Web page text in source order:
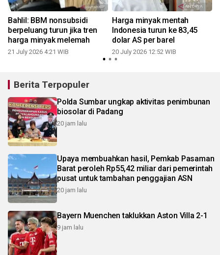
Bahlil: BBM nonsubsidi
berpeluang turun jika tren
harga minyak melemah
21 July 2026 4:21 WIB
Harga minyak mentah
Indonesia turun ke 83,45
dolar AS per barel
20 July 2026 12:52 WIB
Berita Terpopuler
Polda Sumbar ungkap aktivitas penimbunan
biosolar di Padang
20 jam lalu
Upaya membuahkan hasil, Pemkab Pasaman
Barat peroleh Rp55,42 miliar dari pemerintah
pusat untuk tambahan penggajian ASN
20 jam lalu
Bayern Muenchen taklukkan Aston Villa 2-1
9 jam lalu